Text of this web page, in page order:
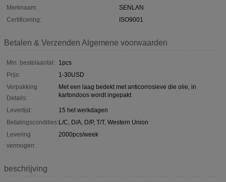
Merknaam:
SENLAN
Certificering:
ISO9001
Betalen & Verzenden Algemene voorwaarden
Min. bestelaantal:
1pcs
Prijs:
1-30USD
Verpakking
Details:
Met een laag bedekt met anticorrosieve die olie, in
kartondoos wordt ingepakt
Levertijd:
15 het werkdagen
Betalingscondities:L/C, D/A, D/P, T/T, Western Union
Levering
vermogen:
2000pcs/week
beschrijving